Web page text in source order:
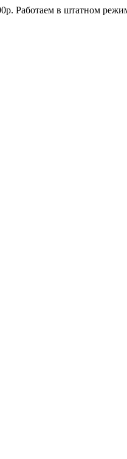
Работаем в штатном